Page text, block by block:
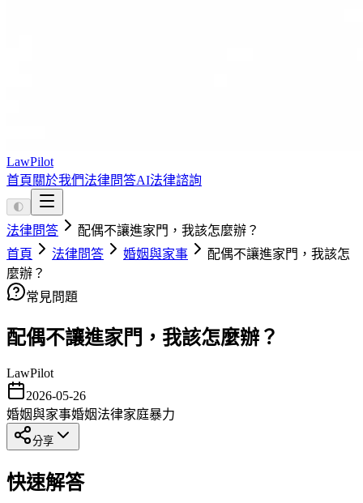
LawPilot
首頁 關於我們法律問答AI法律諮詢
🌓
法律問答
配偶不讓進家門，我該怎麼辦？
首頁
法律問答 婚姻與家事
配偶不讓進家門，我該怎
麼辦？
常見問題
配偶不讓進家門，我該怎麼辦？
LawPilot
2026-05-26
婚姻與家事婚姻法律家庭暴力
分享
快速解答